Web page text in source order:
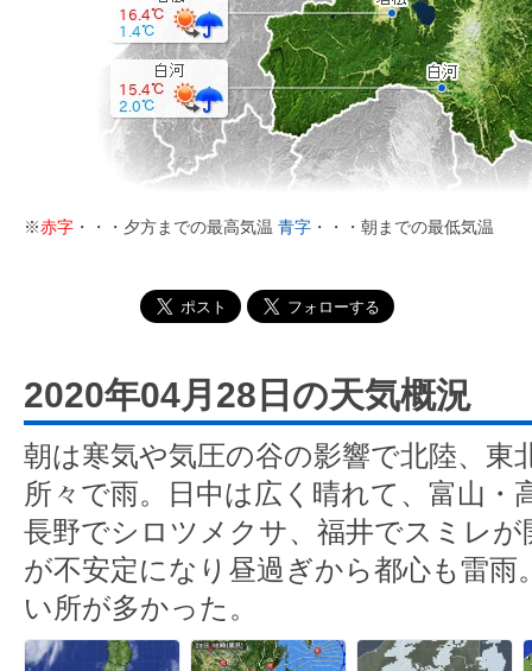
※赤字 ・・・夕方までの最高気温 青字 ・・・朝までの最低気温
2020年04月28日の天気概況
朝は寒気や気圧の谷の影響で北陸、東
所々で雨。日中は広く晴れて、富山・
長野でシロツメクサ、福井でスミレが
が不安定になり昼過ぎから都心も雷雨
い所が多かった。